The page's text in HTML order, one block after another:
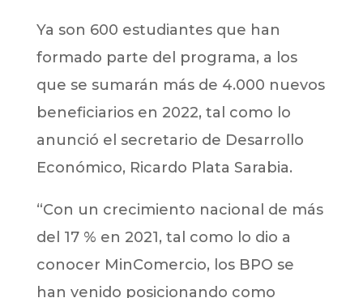
Ya son 600 estudiantes que han
formado parte del programa, a los
que se sumarán más de 4.000 nuevos
beneficiarios en 2022, tal como lo
anunció el secretario de Desarrollo
Económico, Ricardo Plata Sarabia.
“Con un crecimiento nacional de más
del 17 % en 2021, tal como lo dio a
conocer MinComercio, los BPO se
han venido posicionando como